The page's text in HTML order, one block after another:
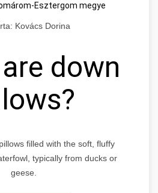
Esztergom megye
Kovács Dorina
down
filled with the soft, fluffy
typically from ducks or
geese.